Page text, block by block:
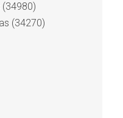
(34980)
(34270)